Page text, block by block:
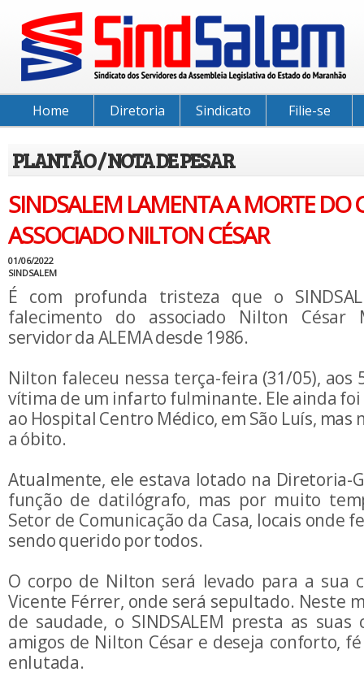
Home Diretoria Sindicato Filie-se
PLANTÃO / NOTA DE PESAR
SINDSALEM LAMENTA A MORTE DO
ASSOCIADO NILTON CÉSAR
01/06/2022
SINDSALEM
É com profunda tristeza que o
falecimento do associado Nilton César
servidor da ALEMA desde 1986.
Nilton faleceu nessa terça-feira (31/05), aos
vítima de um infarto fulminante. Ele ainda foi
ao Hospital Centro Médico, em São Luís, mas
a óbito.
Atualmente, ele estava lotado na Diretoria-
função de datilógrafo, mas por muito
Setor de Comunicação da Casa, locais onde
sendo querido por todos.
O corpo de Nilton será levado para a sua
Vicente Férrer, onde será sepultado. Neste
de saudade, o SINDSALEM presta as suas
amigos de Nilton César e deseja conforto,
enlutada.